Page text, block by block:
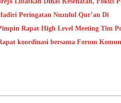
Peringatan Nuzulul Qur’an Di
Rapat High Level Meeting Tim
koordinasi bersama Forum